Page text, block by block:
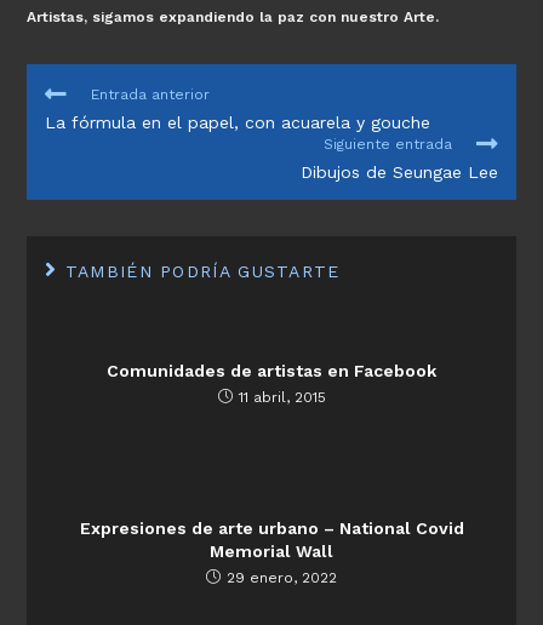
Artistas, sigamos expandiendo la paz con nuestro Arte.
LEER
ARTÍCULOS
Entrada anterior
La fórmula en el papel, con acuarela y gouche
Siguiente entrada
Dibujos de Seungae Lee
TAMBIÉN PODRÍA GUSTARTE
Comunidades de artistas en Facebook
11 abril, 2015
Expresiones de arte urbano – National Covid
Memorial Wall
29 enero, 2022